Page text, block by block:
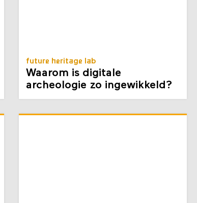
future heritage lab
Waarom is digitale
archeologie zo ingewikkeld?